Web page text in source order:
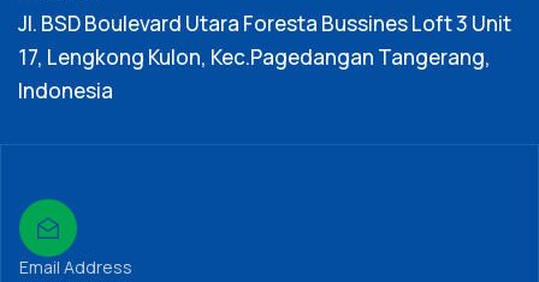
Jl. BSD Boulevard Utara Foresta Bussines Loft 3 Unit
17, Lengkong Kulon, Kec.Pagedangan Tangerang,
Indonesia
Email Address